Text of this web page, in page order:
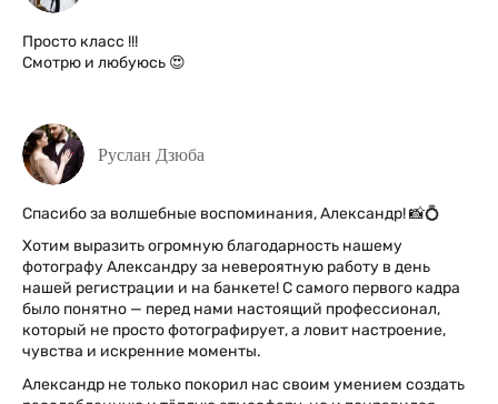
Просто класс !!!
Смотрю и любуюсь 😍
Руслан Дзюба
Спасибо за волшебные воспоминания, Александр! 📸💍
Хотим выразить огромную благодарность нашему
фотографу Александру за невероятную работу в день
нашей регистрации и на банкете! С самого первого кадра
было понятно — перед нами настоящий профессионал,
который не просто фотографирует, а ловит настроение,
чувства и искренние моменты.
Александр не только покорил нас своим умением создать